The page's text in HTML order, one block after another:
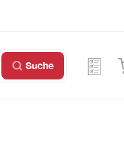
Suche